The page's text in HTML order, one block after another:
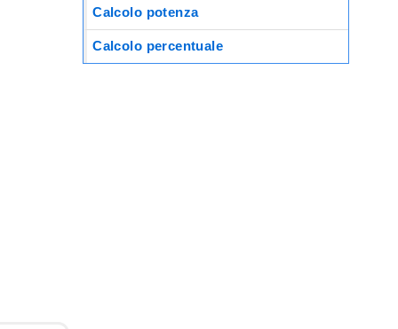
Calcolo potenza
Calcolo percentuale